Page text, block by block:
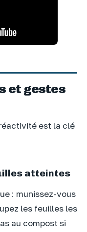
et gestes
est la clé
atteintes
: munissez-vous
les feuilles les
au compost si